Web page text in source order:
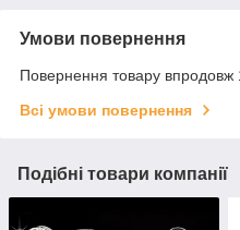
Умови повернення
Повернення товару впродовж
Всі умови повернення
Подібні товари компанії